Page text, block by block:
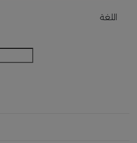
اللغة